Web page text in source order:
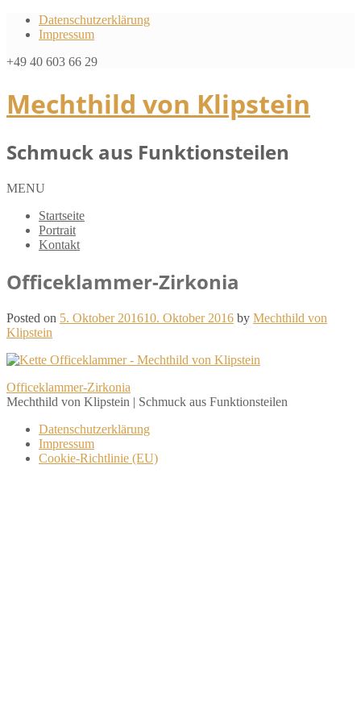
Datenschutzerklärung
Impressum
+49 40 603 66 29
Mechthild von Klipstein
Schmuck aus Funktionsteilen
MENU
Startseite
Portrait
Kontakt
Officeklammer-Zirkonia
Posted on 5. Oktober 201610. Oktober 2016 by Mechthild von
Klipstein
Beitragsnavigation
Officeklammer-Zirkonia
Mechthild von Klipstein | Schmuck aus Funktionsteilen
Datenschutzerklärung
Impressum
Cookie-Richtlinie (EU)